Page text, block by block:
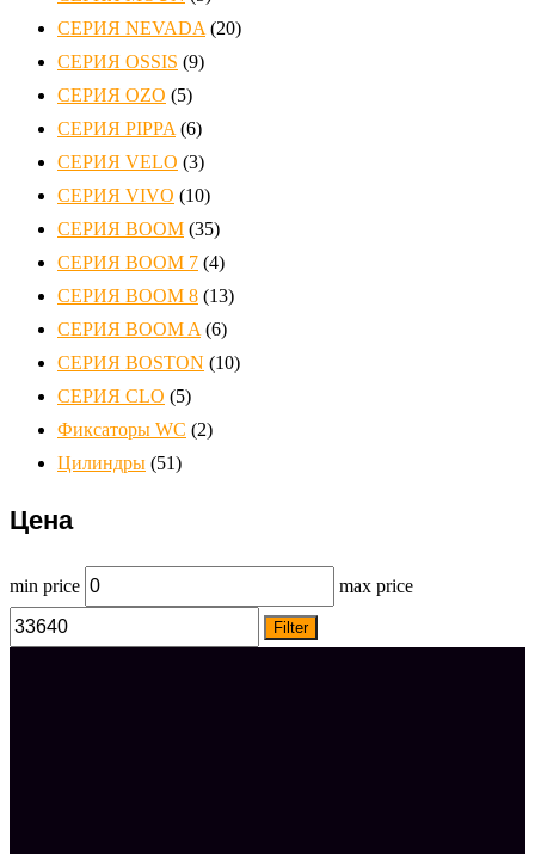
СЕРИЯ NEVADA (20)
СЕРИЯ OSSIS (9)
СЕРИЯ OZO (5)
СЕРИЯ PIPPA (6)
СЕРИЯ VELO (3)
СЕРИЯ VIVO (10)
СЕРИЯ ВOOM (35)
СЕРИЯ ВOOM 7 (4)
СЕРИЯ ВOOM 8 (13)
СЕРИЯ ВOOM A (6)
СЕРИЯ ВOSTON (10)
СЕРИЯ СLO (5)
Фиксаторы WC (2)
Цилиндры (51)
Цена
min price max price
Filter